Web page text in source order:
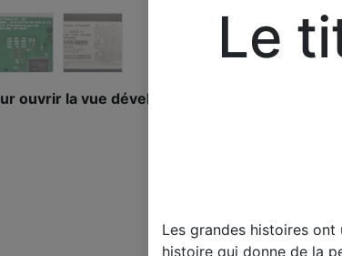
ouvrir la vue développée.
Le
Les grandes histoires ont
histoire qui donne de la